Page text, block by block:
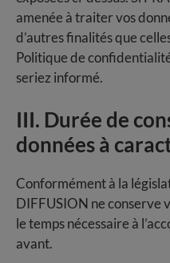
amenée à traiter vos
d’autres finalités que
Politique de
seriez informé.
III. Durée de
données à
Conformément à la
DIFFUSION ne conserve
le temps nécessaire à
avant.